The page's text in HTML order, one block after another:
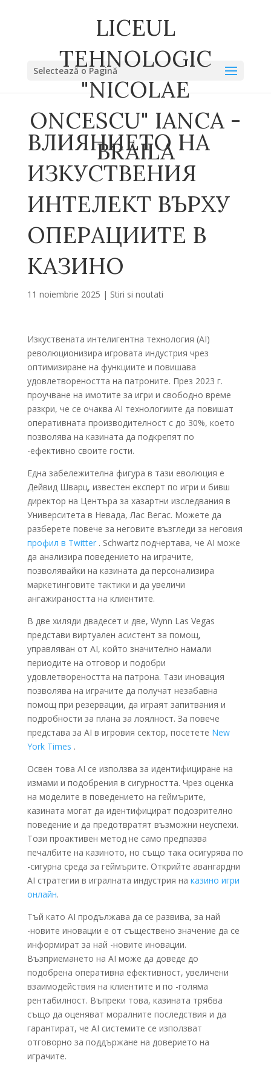
LICEUL
TEHNOLOGIC
"NICOLAE
ONCESCU" IANCA -
BRAILA
Selectează o Pagină
ВЛИЯНИЕТО НА
ИЗКУСТВЕНИЯ
ИНТЕЛЕКТ ВЪРХУ
ОПЕРАЦИИТЕ В
КАЗИНО
11 noiembrie 2025 | Stiri si noutati
Изкуствената интелигентна технология (AI)
революционизира игровата индустрия чрез
оптимизиране на функциите и повишава
удовлетвореността на патроните. През 2023 г.
проучване на имотите за игри и свободно време
разкри, че се очаква AI технологиите да повишат
оперативната производителност с до 30%, което
позволява на казината да подкрепят по
-ефективно своите гости.
Една забележителна фигура в тази еволюция е
Дейвид Шварц, известен експерт по игри и бивш
директор на Центъра за хазартни изследвания в
Университета в Невада, Лас Вегас. Можете да
разберете повече за неговите възгледи за неговия
профил в Twitter . Schwartz подчертава, че AI може
да анализира поведението на играчите,
позволявайки на казината да персонализира
маркетинговите тактики и да увеличи
ангажираността на клиентите.
В две хиляди двадесет и две, Wynn Las Vegas
представи виртуален асистент за помощ,
управляван от AI, който значително намали
периодите на отговор и подобри
удовлетвореността на патрона. Тази иновация
позволява на играчите да получат незабавна
помощ при резервации, да играят запитвания и
подробности за плана за лоялност. За повече
представа за AI в игровия сектор, посетете New
York Times .
Освен това AI се използва за идентифициране на
измами и подобрения в сигурността. Чрез оценка
на моделите в поведението на геймърите,
казината могат да идентифицират подозрително
поведение и да предотвратят възможни неуспехи.
Този проактивен метод не само предпазва
печалбите на казиното, но също така осигурява по
-сигурна среда за геймърите. Открийте авангардни
AI стратегии в игралната индустрия на казино игри
онлайн.
Тъй като AI продължава да се развива, за най
-новите иновации е от съществено значение да се
информират за най -новите иновации.
Възприемането на AI може да доведе до
подобрена оперативна ефективност, увеличени
взаимодействия на клиентите и по -голяма
рентабилност. Въпреки това, казината трябва
също да оценяват моралните последствия и да
гарантират, че AI системите се използват
отговорно за поддържане на доверието на
играчите.